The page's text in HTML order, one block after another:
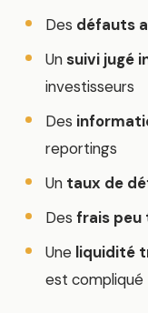
Des défauts
Unsuivi jugé
investisseurs
Des
reportings
Un taux de
Des frais peu
Une liquidité
est compliqué